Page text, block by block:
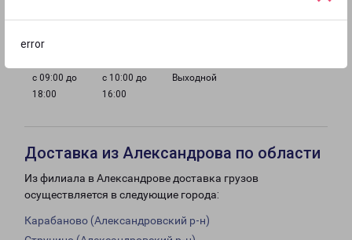
error
с 09:00 до
18:00
с 10:00 до
16:00
Выходной
Доставка из Александрова по области
Из филиала в Александрове доставка грузов
осуществляется в следующие города:
Карабаново (Александровский р-н)